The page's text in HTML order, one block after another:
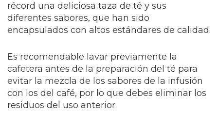
récord una deliciosa taza de té y sus
diferentes sabores, que han sido
encapsulados con altos estándares de calidad.
Es recomendable lavar previamente la
cafetera antes de la preparación del té para
evitar la mezcla de los sabores de la infusión
con los del café, por lo que debes eliminar los
residuos del uso anterior.